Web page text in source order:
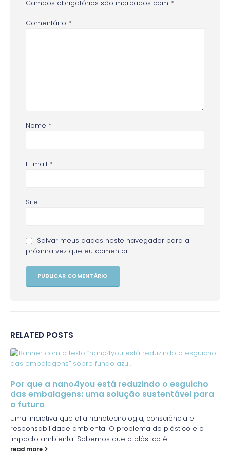
Campos obrigatórios são marcados com *
Comentário *
Nome *
E-mail *
Site
Salvar meus dados neste navegador para a
próxima vez que eu comentar.
RELATED POSTS
Por que a nano4you está reduzindo o esguicho
das embalagens: uma solução sustentável para
o futuro
Uma iniciativa que alia nanotecnologia, consciência e
responsabilidade ambiental O problema do plástico e o
impacto ambiental Sabemos que o plástico é...
read more